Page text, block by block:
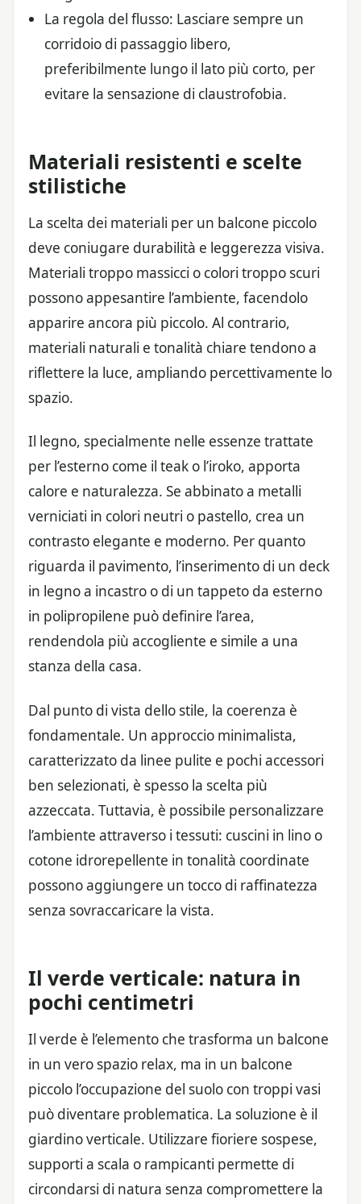
La regola del flusso: Lasciare sempre un
corridoio di passaggio libero,
preferibilmente lungo il lato più corto, per
evitare la sensazione di claustrofobia.
Materiali resistenti e scelte
stilistiche
La scelta dei materiali per un balcone piccolo
deve coniugare durabilità e leggerezza visiva.
Materiali troppo massicci o colori troppo scuri
possono appesantire l’ambiente, facendolo
apparire ancora più piccolo. Al contrario,
materiali naturali e tonalità chiare tendono a
riflettere la luce, ampliando percettivamente lo
spazio.
Il legno, specialmente nelle essenze trattate
per l’esterno come il teak o l’iroko, apporta
calore e naturalezza. Se abbinato a metalli
verniciati in colori neutri o pastello, crea un
contrasto elegante e moderno. Per quanto
riguarda il pavimento, l’inserimento di un deck
in legno a incastro o di un tappeto da esterno
in polipropilene può definire l’area,
rendendola più accogliente e simile a una
stanza della casa.
Dal punto di vista dello stile, la coerenza è
fondamentale. Un approccio minimalista,
caratterizzato da linee pulite e pochi accessori
ben selezionati, è spesso la scelta più
azzeccata. Tuttavia, è possibile personalizzare
l’ambiente attraverso i tessuti: cuscini in lino o
cotone idrorepellente in tonalità coordinate
possono aggiungere un tocco di raffinatezza
senza sovraccaricare la vista.
Il verde verticale: natura in
pochi centimetri
Il verde è l’elemento che trasforma un balcone
in un vero spazio relax, ma in un balcone
piccolo l’occupazione del suolo con troppi vasi
può diventare problematica. La soluzione è il
giardino verticale. Utilizzare fioriere sospese,
supporti a scala o rampicanti permette di
circondarsi di natura senza compromettere la